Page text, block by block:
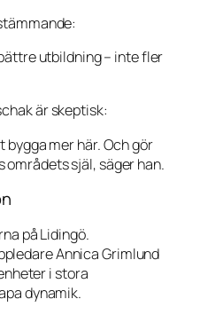
utbildning – inte fler
är skeptisk:
mer här. Och gör
områdets själ, säger han.
på Lidingö.
Annica Grimlund
i stora
dynamik.